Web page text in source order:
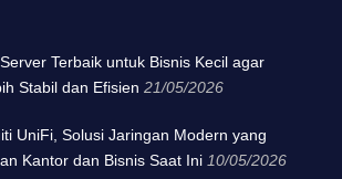
Terbaik untuk Bisnis Kecil agar
Stabil dan Efisien 21/05/2026
UniFi, Solusi Jaringan Modern yang
Kantor dan Bisnis Saat Ini 10/05/2026